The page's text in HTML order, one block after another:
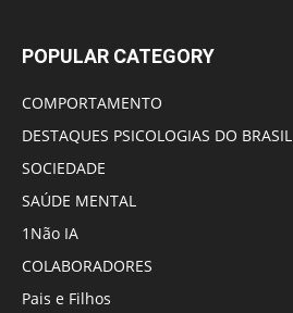
POPULAR CATEGORY
COMPORTAMENTO
DESTAQUES PSICOLOGIAS DO BRASIL
SOCIEDADE
SAÚDE MENTAL
1Não IA
COLABORADORES
Pais e Filhos